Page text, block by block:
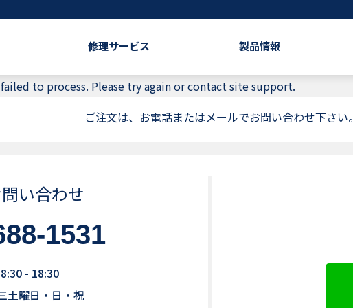
修理サービス 製品情報
to process. Please try again or contact site support.
ご注文は、お電話またはメールでお問い合わせ下さい。
い合わせ
1531
- 18:30
土曜日・日・祝